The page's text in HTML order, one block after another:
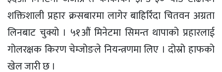
शक्तिशाली प्रहार क्रसबारमा लागेर बाहिरिँदा चितवन अग्रता
लिनबाट चुक्यो । ५१औं मिनेटमा सिमन्त थापाको प्रहारलाई
गोलरक्षक किरण चेम्जोङले नियन्त्रणमा लिए । दोस्रो हाफको
खेल जारी छ ।